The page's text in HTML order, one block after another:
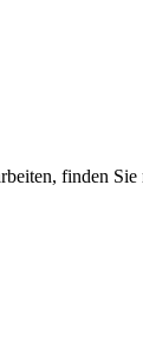
finden